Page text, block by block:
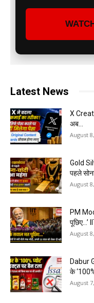
Latest News
X
अब...
August
Gold
पहले
August
PM
पूछिए…’
August
Dabur
के
August